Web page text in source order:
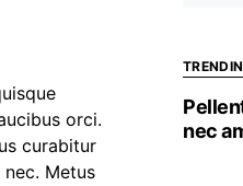
orci.
curabitur
Metus
nec